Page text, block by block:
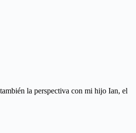
la perspectiva con mi hijo Ian, el